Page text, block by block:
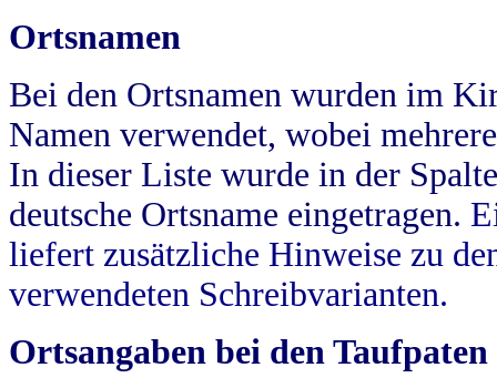
Ortsnamen
Bei den Ortsnamen wurden im
Namen verwendet, wobei
In dieser Liste wurde in der
deutsche Ortsname eingetragen.
liefert zusätzliche Hinweise zu
verwendeten Schreibvarianten.
Ortsangaben bei den Taufpaten